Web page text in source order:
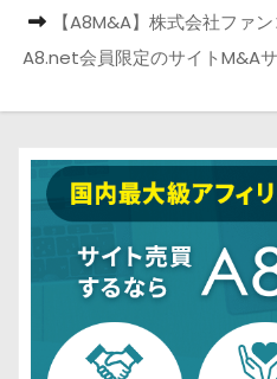
【A8M&A】株式会社ファ
A8.net会員限定のサイトM&A